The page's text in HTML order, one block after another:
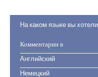
На каком языке вы
Комментарии в
Английский
Немецкий